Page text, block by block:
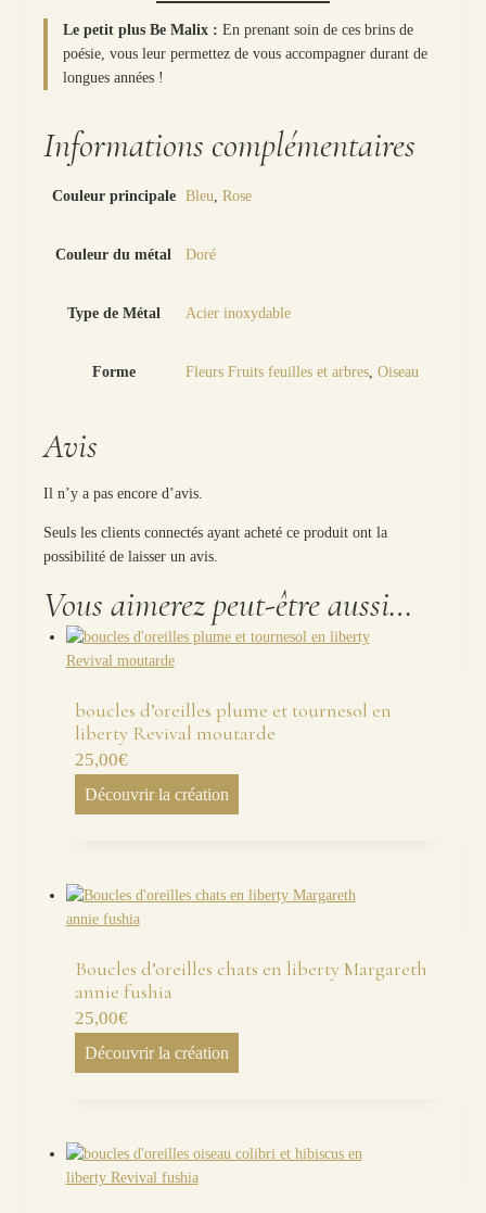
Le petit plus Be Malix : En prenant soin de ces brins de
poésie, vous leur permettez de vous accompagner durant de
longues années !
Informations complémentaires
Couleur principale Bleu Rose
Couleur du métal Doré
Type de Métal Acier inoxydable
Forme Fleurs Fruits feuilles et arbres, Oiseau
Avis
Il n’y a pas encore d’avis.
Seuls les clients connectés ayant acheté ce produit ont la
possibilité de laisser un avis.
Vous aimerez peut-être aussi…
boucles d’oreilles plume et tournesol en
liberty Revival moutarde
25,00€
Découvrir la création
Boucles d’oreilles chats en liberty Margareth
annie fushia
25,00€
Découvrir la création